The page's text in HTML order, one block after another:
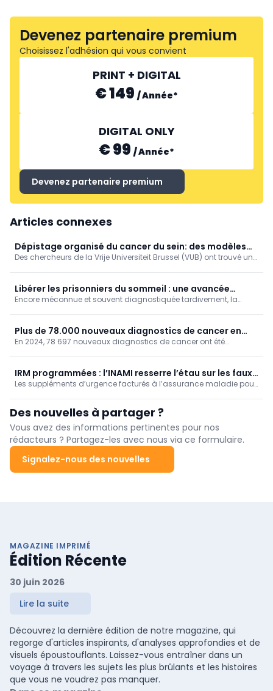
Devenez partenaire premium
Choisissez l'adhésion qui vous convient
PRINT + DIGITAL
€ 149 /Année*
DIGITAL ONLY
€ 99 /Année*
Devenez partenaire premium
Articles connexes
Dépistage organisé du cancer du sein: des modèles
de simulation encore plus fiables (VUB)
Des chercheurs de la Vrije Universiteit Brussel (VUB) ont trouvé un
Libérer les prisonniers du sommeil : une avancée
thérapeutique majeure frappe à la porte de la
narcolepsie
Encore méconnue et souvent diagnostiquée tardivement, la
symptomatiques, une nouvelle génération de médicaments
ciblant directement le système de l’orexine pourrait marquer un
tournant majeur dans la prise en charge de la maladie.
Plus de 78.000 nouveaux diagnostics de cancer en
Belgique en 2024
En 2024, 78 697 nouveaux diagnostics de cancer ont été
Fondation Registre du Cancer.
IRM programmées : l’INAMI resserre l’étau sur les faux
suppléments d’urgence
Les suppléments d’urgence facturés à l’assurance maladie pour
respectaient le seuil fixé par l’Institut, contre 73 % en 2019.
Des nouvelles à partager ?
Vous avez des informations pertinentes pour nos
rédacteurs ? Partagez-les avec nous via ce formulaire.
Signalez-nous des nouvelles
MAGAZINE IMPRIMÉ
Édition Récente
30 juin 2026
Lire la suite
Découvrez la dernière édition de notre magazine, qui
regorge d'articles inspirants, d'analyses approfondies et de
visuels époustouflants. Laissez-vous entraîner dans un
voyage à travers les sujets les plus brûlants et les histoires
que vous ne voudrez pas manquer.